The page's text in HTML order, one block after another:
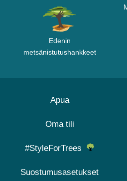
Edenin
metsänistutushankkeet
Apua
Oma tili
#StyleForTrees
Suostumusasetukset